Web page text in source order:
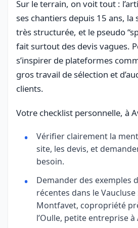
Sur le terrain, on voit tout :
ses chantiers depuis 15 ans, la
très structurée, et le pseudo
fait surtout des devis vagues.
s’inspirer de plateformes
gros travail de sélection et
clients.
Votre checklist personnelle, à
Vérifier clairement la
site, les devis, et
besoin.
Demander des exemples
récentes dans le Vaucluse
Montfavet, copropriété
l’Oulle, petite entreprise